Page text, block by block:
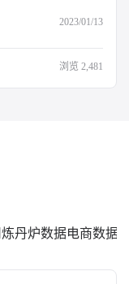
2023/01/13
浏览 2,481
炼丹炉数据电商数据